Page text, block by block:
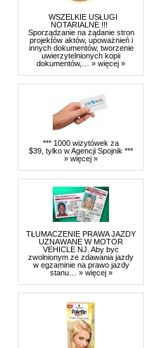
WSZELKIE USŁUGI
NOTARIALNE !!!
Sporządzanie na żądanie stron
projektów aktów, upoważnień i
innych dokumentów, tworzenie
uwierzytelnionych kopii
dokumentów,… » więcej »
*** 1000 wizytówek za
$39, tylko w Agencji Spojnik ***
» więcej »
TŁUMACZENIE PRAWA JAZDY
UZNAWANE W MOTOR
VEHICLE NJ. Aby byc
zwolnionym ze zdawania jazdy
w egzaminie na prawo jazdy
stanu… » więcej »